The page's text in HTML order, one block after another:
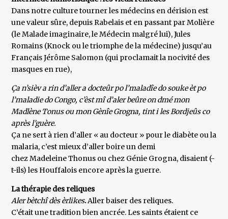
Dans notre culture tourner les médecins en dérision est
une valeur sûre, depuis Rabelais et en passant par Molière
(le Malade imaginaire, le Médecin malgré lui), Jules
Romains (Knock ou le triomphe de la médecine) jusqu’au
Français Jérôme Salomon (qui proclamait la nocivité des
masques en rue),
Ça n’sièv a rin d’aller a docteûr po l’maladîe do souke èt po
l’maladie do Congo, c’èst mî d’aler beûre on dmé mon
Madlène Tonus ou mon Gènîe Grogna, tint i les Bordjeûs co
après l’guère.
Ça ne sert à rien d’aller « au docteur » pour le diabète ou la
malaria, c’est mieux d’aller boire un demi
chez Madeleine Thonus ou chez Génie Grogna, disaient (-
t-ils) les Houffalois encore après la guerre.
La thérapie des reliques
Aler bètchî dès èrlikes.Aller baiser des reliques.
C’était une tradition bien ancrée. Les saints étaient ce